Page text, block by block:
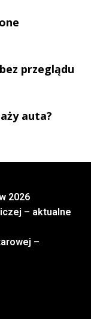
przeglądu
auta?
2026
– aktualne
–